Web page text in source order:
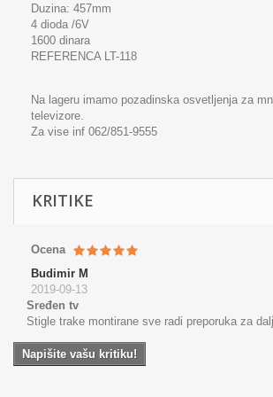
Duzina: 457mm
4 dioda /6V
1600 dinara
REFERENCA LT-118
Na lageru imamo pozadinska osvetljenja za
televizore.
Za vise inf 062/851-9555
KRITIKE
Ocena
Budimir M
2019-09-13
Sređen tv
Stigle trake montirane sve radi preporuka za
Napišite vašu kritiku!